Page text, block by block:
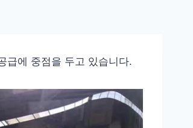
급에 중점을 두고 있습니다.